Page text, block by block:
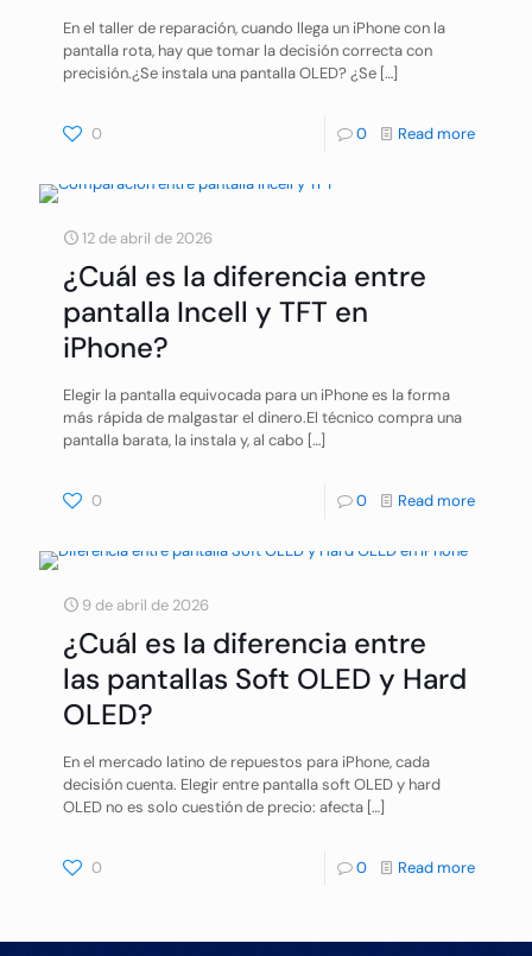
En el taller de reparación, cuando llega un iPhone con la
pantalla rota, hay que tomar la decisión correcta con
precisión.¿Se instala una pantalla OLED? ¿Se […]
0 0 Read more
12 de abril de 2026
¿Cuál es la diferencia entre
pantalla Incell y TFT en
iPhone?
Elegir la pantalla equivocada para un iPhone es la forma
más rápida de malgastar el dinero.El técnico compra una
pantalla barata, la instala y, al cabo […]
0 0 Read more
9 de abril de 2026
¿Cuál es la diferencia entre
las pantallas Soft OLED y Hard
OLED?
En el mercado latino de repuestos para iPhone, cada
decisión cuenta. Elegir entre pantalla soft OLED y hard
OLED no es solo cuestión de precio: afecta […]
0 0 Read more